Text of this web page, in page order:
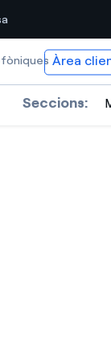
Àrea
Seccions: